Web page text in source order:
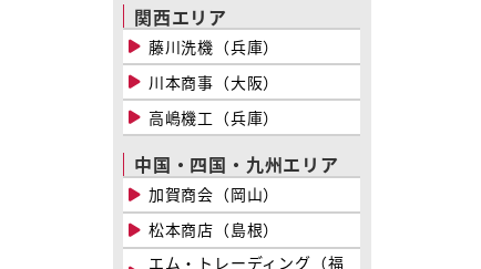
関西エリア
藤川洗機（兵庫）
川本商事（大阪）
高嶋機工（兵庫）
中国・四国・九州エリア
加賀商会（岡山）
松本商店（島根）
エム・トレーディング（福